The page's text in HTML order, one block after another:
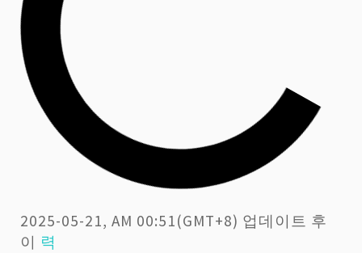
2025-05-21, AM 00:51(GMT+8) 업데이트 후
이 력